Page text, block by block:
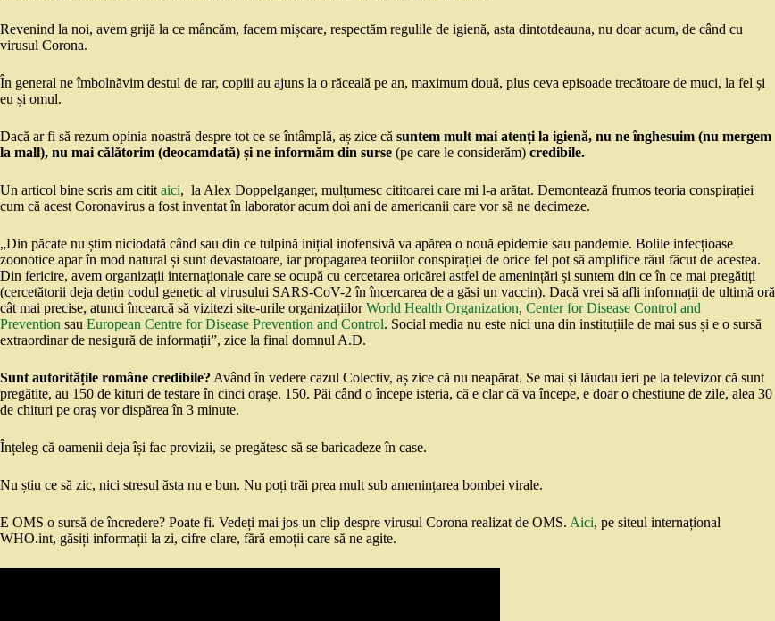
Revenind la noi, avem grijă la ce mâncăm, facem mișcare, respectăm regulile de igienă, asta dintotdeauna, nu doar acum, de când cu
virusul Corona.
În general ne îmbolnăvim destul de rar, copiii au ajuns la o răceală pe an, maximum două, plus ceva episoade trecătoare de muci, la fel și
eu și omul.
Dacă ar fi să rezum opinia noastră despre tot ce se întâmplă, aș zice că suntem mult mai atenți la igienă, nu ne înghesuim (nu mergem
la mall), nu mai călătorim (deocamdată) și ne informăm din surse (pe care le considerăm) credibile.
Un articol bine scris am citit aici, la Alex Doppelganger, mulțumesc cititoarei care mi l-a arătat. Demontează frumos teoria conspirației
cum că acest Coronavirus a fost inventat în laborator acum doi ani de americanii care vor să ne decimeze.
„Din păcate nu știm niciodată când sau din ce tulpină inițial inofensivă va apărea o nouă epidemie sau pandemie. Bolile infecțioase
zoonotice apar în mod natural și sunt devastatoare, iar propagarea teoriilor conspirației de orice fel pot să amplifice răul făcut de acestea.
Din fericire, avem organizații internaționale care se ocupă cu cercetarea oricărei astfel de amenințări și suntem din ce în ce mai pregătiți
(cercetătorii deja dețin codul genetic al virusului SARS-CoV-2 în încercarea de a găsi un vaccin). Dacă vrei să afli informații de ultimă oră
cât mai precise, atunci încearcă să vizitezi site-urile organizațiilorWorld Health Organization, Center for Disease Control and
Prevention sau European Centre for Disease Prevention and Control. Social media nu este nici una din instituțiile de mai sus și e o sursă
extraordinar de nesigură de informații”, zice la final domnul A.D.
Sunt autoritățile române credibile? Având în vedere cazul Colectiv, aș zice că nu neapărat. Se mai și lăudau ieri pe la televizor că sunt
pregătite, au 150 de kituri de testare în cinci orașe. 150. Păi când o începe isteria, că e clar că va începe, e doar o chestiune de zile, alea 30
de chituri pe oraș vor dispărea în 3 minute.
Înțeleg că oamenii deja își fac provizii, se pregătesc să se baricadeze în case.
Nu știu ce să zic, nici stresul ăsta nu e bun. Nu poți trăi prea mult sub amenințarea bombei virale.
E OMS o sursă de încredere? Poate fi. Vedeți mai jos un clip despre virusul Corona realizat de OMS. Aici, pe siteul internațional
WHO.int, găsiți informații la zi, cifre clare, fără emoții care să ne agite.